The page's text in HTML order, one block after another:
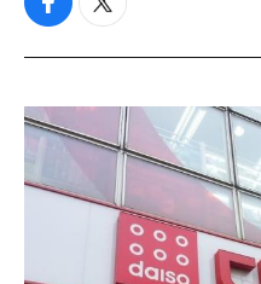
f
c
b
o
t
i
t
r